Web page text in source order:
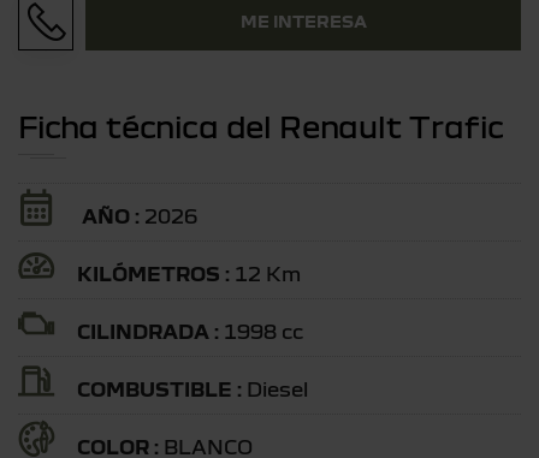
ME INTERESA
Ficha técnica del Renault Trafic
AÑO : 2026
KILÓMETROS : 12 Km
CILINDRADA : 1998 cc
COMBUSTIBLE : Diesel
COLOR : BLANCO